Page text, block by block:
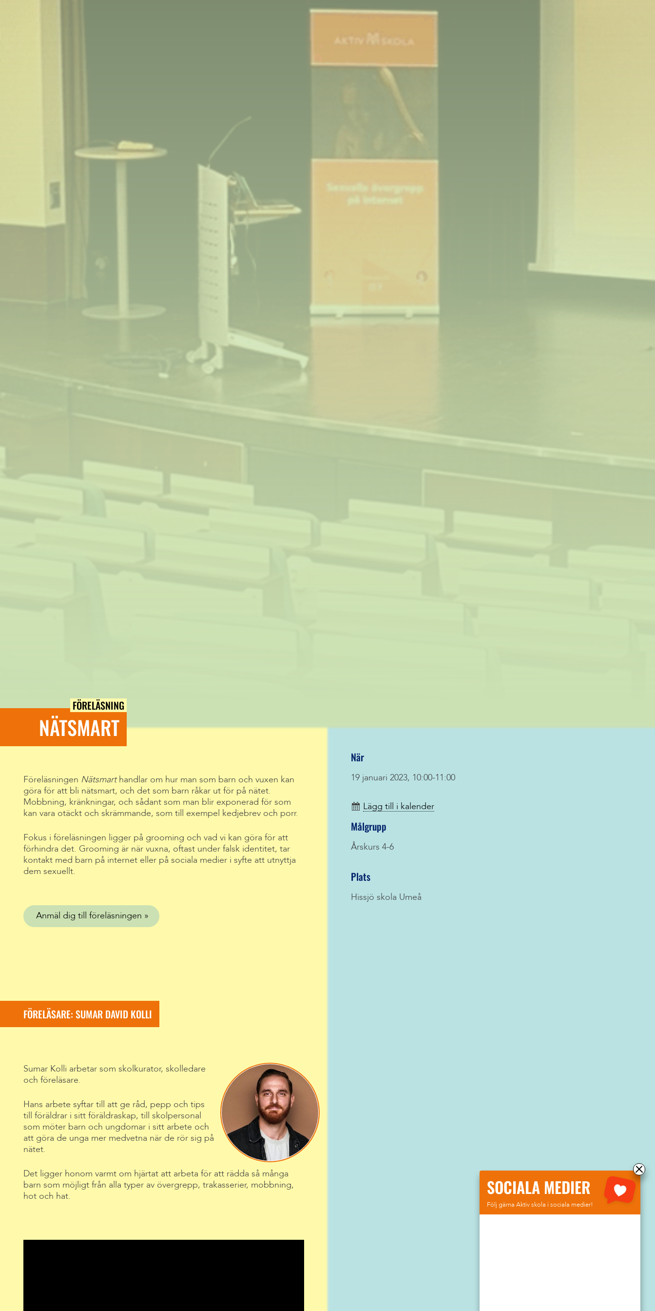
FÖRELÄSNING
NÄTSMART
Föreläsningen Nätsmarthandlar om hur man som barn och vuxen kan
göra för att bli nätsmart, och det som barn råkar ut för på nätet.
Mobbning, kränkningar, och sådant som man blir exponerad för som
kan vara otäckt och skrämmande, som till exempel kedjebrev och porr.
Fokus i föreläsningen ligger på grooming och vad vi kan göra för att
förhindra det. Grooming är när vuxna, oftast under falsk identitet, tar
kontakt med barn på internet eller på sociala medier i syfte att utnyttja
dem sexuellt.
Anmäl dig till föreläsningen
FÖRELÄSARE: SUMAR DAVID KOLLI
Sumar Kolli arbetar som skolkurator, skolledare
och föreläsare.
Hans arbete syftar till att ge råd, pepp och tips
till föräldrar i sitt föräldraskap, till skolpersonal
som möter barn och ungdomar i sitt arbete och
att göra de unga mer medvetna när de rör sig på
nätet.
Det ligger honom varmt om hjärtat att arbeta för att rädda så många
barn som möjligt från alla typer av övergrepp, trakasserier, mobbning,
hot och hat.
När
19 januari 2023, 10:00-11:00
Lägg till i kalender
Målgrupp
Årskurs 4-6
Plats
Hissjö skola Umeå
SOCIALA MEDIER
Följ gärna Aktiv skola i sociala medier!